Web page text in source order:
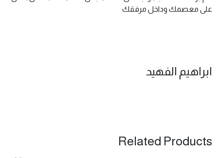
على معصمك وداخل مرفقك
ابراهيم الفهيد
Related Products